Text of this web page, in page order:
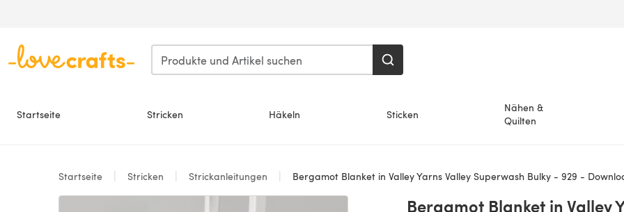
Startseite Stricken Häkeln Sticken
Nähen &
Quilten
Startseite Stricken Strickanleitungen Bergamot Blanket in Valley Yarns Valley Superwash Bulky - 929 -
Bergamot Blanket in Valley